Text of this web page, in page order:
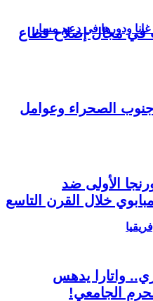
غانا ودورها في دعم مسار
في مجال إصلاح قطاع
جنوب الصحراء وعوامل
الأولى ضد
خلال القرن التاسع
واتارا يدهس
الجامعي!